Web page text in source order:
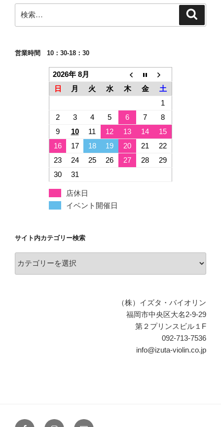
索:
営業時間 10：30-18：30
2026年 8月
日
月 火 水 木 金
土
1
2
3 4 5 6 7
8
9
10 11 12 13 14
15
16
17 18 19 20 21
22
23
24 25 26 27 28
29
30
31
店休日
イベント開催日
サイト内カテゴリー検索
イ
（株）イズタ・バイオリン
福岡市中央区大名2-9-29
第２プリンスビル１F
092-713-7536
info@izuta-violin.co.jp
FacebookInstagramメ